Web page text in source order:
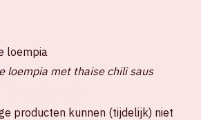
jouw
loempia
loempia met thaise chili saus
producten kunnen (tijdelijk) niet